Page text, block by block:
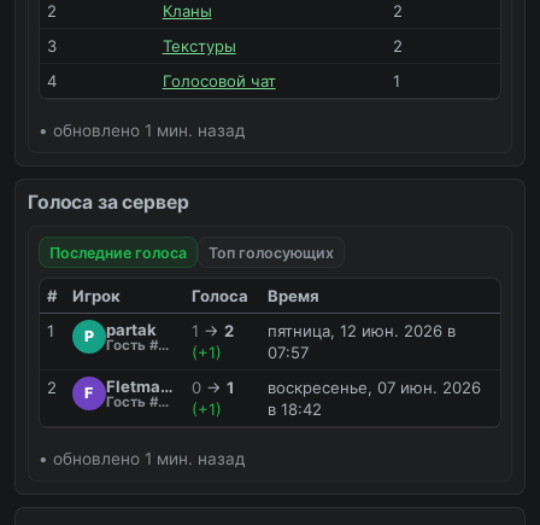
2
Кланы
2
3
Текстуры
2
4
Голосовой чат 1
• обновлено 1 мин. назад
Голоса за сервер
Последние голоса Топ голосующих
# Игрок Голоса
Время
1
P partak
Гость #CWNX
1 → 2
(+1)
пятница, 12 июн. 2026 в
07:57
2
F Fletmanlol
Гость #KDES
0→ 1
(+1)
воскресенье, 07 июн. 2026
в 18:42
• обновлено 1 мин. назад